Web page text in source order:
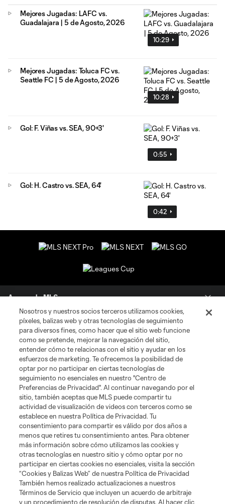
10:29
Mejores Jugadas: LAFC vs.
Guadalajara | 5 de Agosto, 2026
10:28
Mejores Jugadas: Toluca FC vs.
Seattle FC | 5 de Agosto, 2026
0:55
Gol: F. Viñas vs. SEA, 90+3'
0:42
Gol: H. Castro vs. SEA, 64'
Acerca de MLS
Social
Tienda
Club Sites
Términos de servicio Política de privacidad
No vender mi información
Cookies Settings
©2026 MLS. El nombre y escudo de la Major League Soccer y MLS son
marcas registradas de League Soccer, L.L.C. (“MLS”). Los nombres y logos
de los equipos de la MLS están registrados y son marcas bajo ley común
Nosotros y nuestros socios terceros utilizamos cookies,
píxeles, balizas web y otras tecnologías de seguimiento
para diversos fines, como hacer que el sitio web funcione
como se pretende, mejorar la navegación del sitio,
entender cómo te relacionas con el sitio y ayudar en los
esfuerzos de marketing. Te ofrecemos la posibilidad de
optar por no participar en ciertas tecnologías de
seguimiento no esenciales en nuestro "Centro de
Preferencias de Privacidad". Al continuar navegando por el
sitio, también aceptas que MLS puede compartir tu
actividad de visualización de videos con terceros como se
establece en nuestra Política de Privacidad. Tu
consentimiento para compartir es válido por dos años a
menos que retires tu consentimiento antes. Para obtener
más información sobre cómo utilizamos las cookies y
otras tecnologías en nuestro sitio y cómo optar por no
participar en ciertas cookies no esenciales, visita la sección
“Cookies y Balizas Web” de nuestra Política de Privacidad
También hemos realizado actualizaciones a nuestros
Términos de Servicio que incluyen un acuerdo de arbitraje
y un procedimiento de resolución de disputas. Al hacer clic